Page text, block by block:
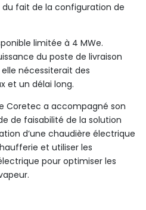
fait de la configuration de
limitée à 4 MWe.
du poste de livraison
nécessiterait des
et un délai long.
Coretec a accompagné son
de faisabilité de la solution
d’une chaudière électrique
et utiliser les
pour optimiser les